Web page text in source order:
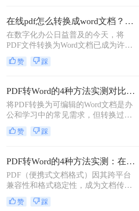
常见且高效的方法，帮助您快速完成
转换。
在线pdf怎么转换成word文档？PDF猫与转转大师2种在线工具使用指南与功能对比！
在数字化办公日益普及的今天，将
PDF文件转换为Word文档已成为许多
职场人士和学生群体的日常需求。
PDF格式虽然便于分享和保持格式一
找到一种高效、便捷的在线转换方法
显得尤为重要。那么在线pdf怎么转换
成word文档呢？本文将介绍两种在线
将PDF转换成Word文档的方法。
赞 踩
PDF转Word的4种方法实测对比：在线工具、Adobe Acrobat、Word内置与OCR识别方案选择！
将PDF转换为可编辑的Word文档是办
公和学习中的常见需求，但转换过程
中常出现格式错乱、图片丢失等问
题。那么pdf文档怎么转换成word格式
助你高效完成转换。
赞 踩
PDF转Word的4种方法实测：在线工具、Word、Adobe与开源软件对比！！
PDF（便携式文档格式）因其跨平台
兼容性和格式稳定性，成为文档传输
的首选格式。然而，当我们需要编辑
文档内容时，将其转换为Word格式
赞 踩